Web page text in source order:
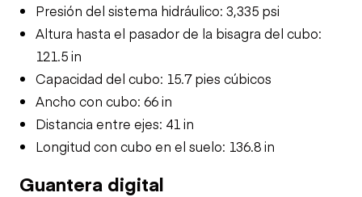
Presión del sistema hidráulico: 3,335 psi
Altura hasta el pasador de la bisagra del cubo:
121.5 in
Capacidad del cubo: 15.7 pies cúbicos
Ancho con cubo: 66 in
Distancia entre ejes: 41 in
Longitud con cubo en el suelo: 136.8 in
Guantera digital